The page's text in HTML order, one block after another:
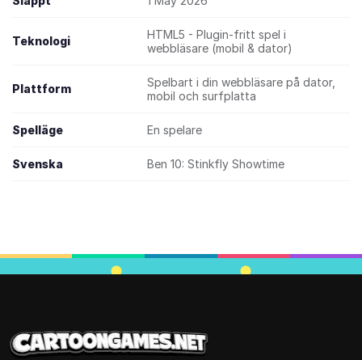
Teknologi
HTML5 - Plugin-fritt spel i
webbläsare (mobil & dator)
Plattform
Spelbart i din webbläsare på dator,
mobil och surfplatta
Spelläge En spelare
Svenska Ben 10: Stinkfly Showtime